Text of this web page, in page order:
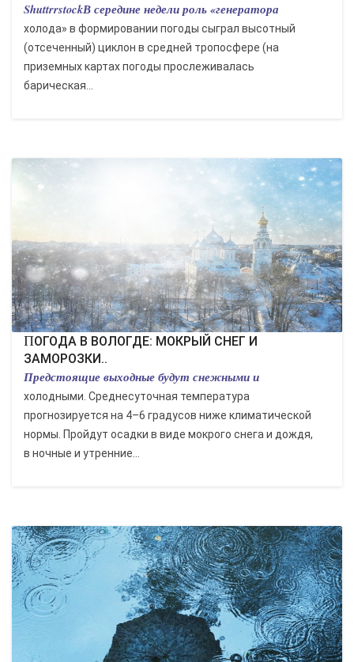
ShuttrrstockВ середине недели роль «генератора
холода» в формировании погоды сыграл высотный
(отсеченный) циклон в средней тропосфере (на
приземных картах погоды прослеживалась
барическая...
ПОГОДА В ВОЛОГДЕ: МОКРЫЙ СНЕГ И
ЗАМОРОЗКИ..
Предстоящие выходные будут снежными и
холодными. Среднесуточная температура
прогнозируется на 4–6 градусов ниже климатической
нормы. Пройдут осадки в виде мокрого снега и дождя,
в ночные и утренние...